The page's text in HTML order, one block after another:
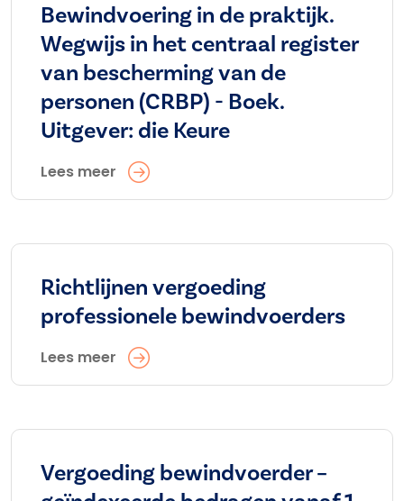
Bewindvoering in de praktijk.
Wegwijs in het centraal register
van bescherming van de
personen (CRBP) - Boek.
Uitgever: die Keure
Lees meer
Richtlijnen vergoeding
professionele bewindvoerders
Lees meer
Vergoeding bewindvoerder –